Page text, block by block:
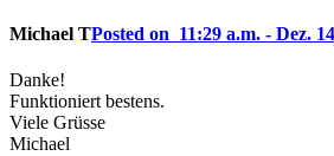
Michael TPosted on 11:29 a.m. - Dez.
Danke!
Funktioniert bestens.
Viele Grüsse
Michael